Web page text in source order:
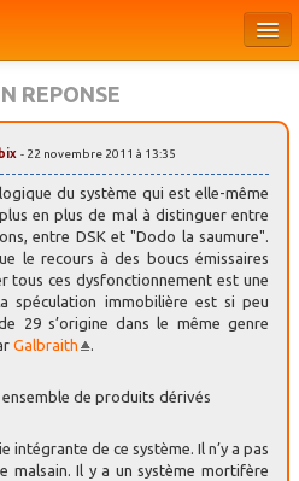
REPONSE
- 22 novembre 2011 à 13:35
du système qui est elle-même
en plus de mal à distinguer entre
entre DSK et "Dodo la saumure".
le recours à des boucs émissaires
tous ces dysfonctionnement est une
spéculation immobilière est si peu
29 s’origine dans le même genre
Galbraith .
ensemble de produits dérivés
de ce système. Il n’y a pas
malsain. Il y a un système mortifère